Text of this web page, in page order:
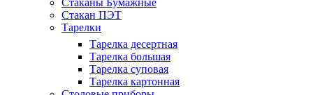
Стакан ПЭТ
Тарелки
Тарелка десертная
Тарелка большая
Тарелка суповая
Тарелка картонная